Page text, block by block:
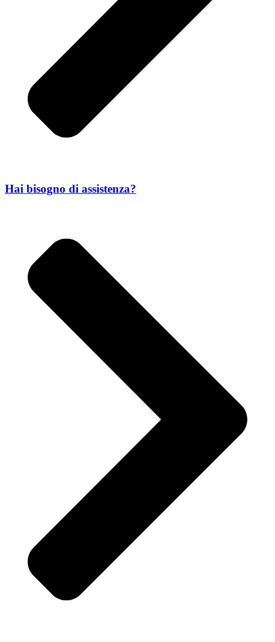
Hai bisogno di assistenza?